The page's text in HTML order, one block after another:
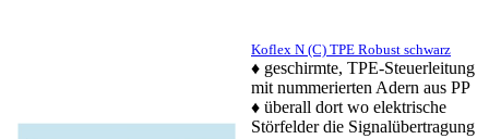
Koflex N (C) TPE Robust schwarz
♦ geschirmte, TPE-Steuerleitung
mit nummerierten Adern aus PP
♦ überall dort wo elektrische
Störfelder die Signalübertragung